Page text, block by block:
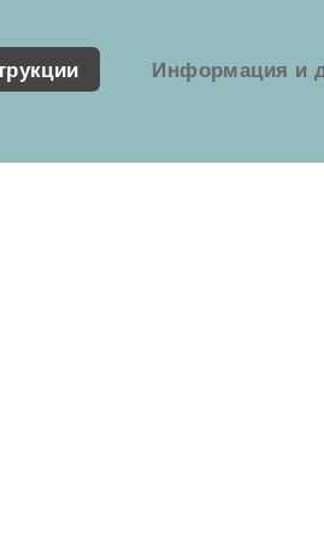
Информация и